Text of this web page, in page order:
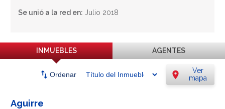
Se unió a la red en: Julio 2018
INMUEBLES AGENTES
swap_vert Ordenar location_on
Ver
mapa
Aguirre